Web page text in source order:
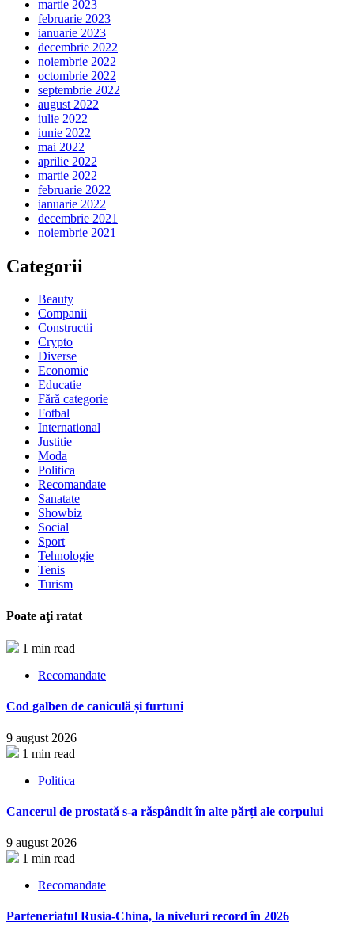
martie 2023
februarie 2023
ianuarie 2023
decembrie 2022
noiembrie 2022
octombrie 2022
septembrie 2022
august 2022
iulie 2022
iunie 2022
mai 2022
aprilie 2022
martie 2022
februarie 2022
ianuarie 2022
decembrie 2021
noiembrie 2021
Categorii
Beauty
Companii
Constructii
Crypto
Diverse
Economie
Educatie
Fără categorie
Fotbal
International
Justitie
Moda
Politica
Recomandate
Sanatate
Showbiz
Social
Sport
Tehnologie
Tenis
Turism
Poate aţi ratat
1 min read
Recomandate
Cod galben de caniculă și furtuni
9 august 2026
1 min read
Politica
Cancerul de prostată s-a răspândit în alte părți ale corpului
9 august 2026
1 min read
Recomandate
Parteneriatul Rusia-China, la niveluri record în 2026